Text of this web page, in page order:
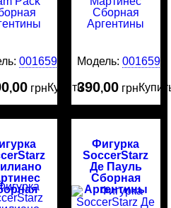
0016593
,00 грнКупить
Модель: 0016592
390,00 грн
Фигурка
SoccerStarz
Де Пауль
Сборная
Аргентины